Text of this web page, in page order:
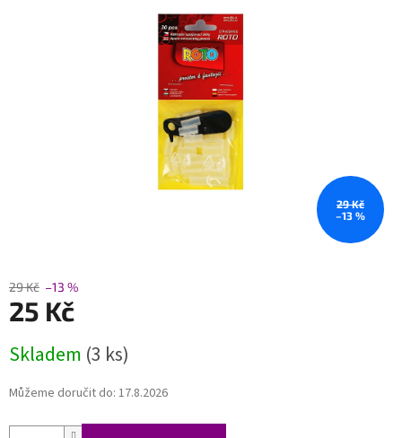
29 Kč
–13 %
29 Kč –13 %
25 Kč
cena:
Skladem (3 ks)
Můžeme doručit do: 17.8.2026